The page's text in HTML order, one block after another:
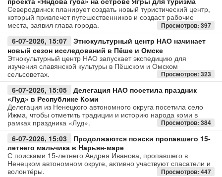
Северодвинск планирует создать новый туристический центр,
который привлечет путешественников и создаст рабочие
места, заявил глава города.
Просмотров: 397
6-07-2026, 15:07
Этнокультурный центр НАО начинает
новый сезон исследований в Пёше и Омске
Этнокультурный центр НАО запускает экспедицию для
изучения славянской культуры в Пёшском и Омском
сельсоветах.
Просмотров: 323
6-07-2026, 15:05
Делегация НАО посетила праздник
«Луд» в Республике Коми
Делегация из Ненецкого автономного округа посетила село
Ижма, чтобы отметить традиции и историю народа коми в
рамках праздника «Луд».
Просмотров: 384
6-07-2026, 15:03
Продолжаются поиски пропавшего 15-
летнего мальчика в Нарьян-маре
С поисками 15-летнего Андрея Иванова, пропавшего в
Ненецком автономном округе, активно участвуют спасатели и
волонтёры.
Просмотров: 447